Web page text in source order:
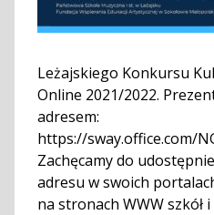
Leżajskiego Konkursu
Online 2021/2022.
adresem:
https://sway.office.com/
Zachęcamy do
adresu w swoich
na stronach WWW szkół